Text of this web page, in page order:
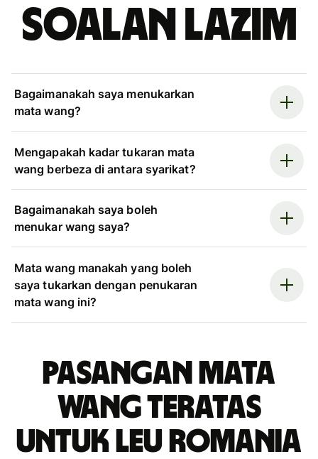
Soalan Lazim
Bagaimanakah saya menukarkan
mata wang?
Mengapakah kadar tukaran mata
wang berbeza di antara syarikat?
Bagaimanakah saya boleh
menukar wang saya?
Mata wang manakah yang boleh
saya tukarkan dengan penukaran
mata wang ini?
Pasangan mata
wang teratas
untuk leu Romania